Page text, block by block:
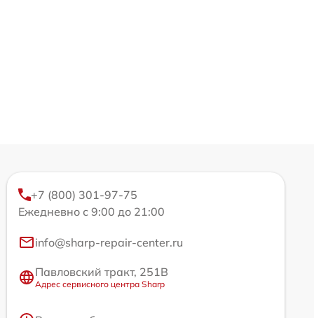
+7 (800) 301-97-75
Ежедневно с 9:00 до 21:00
info@sharp-repair-center.ru
Павловский тракт, 251В
Адрес сервисного центра Sharp